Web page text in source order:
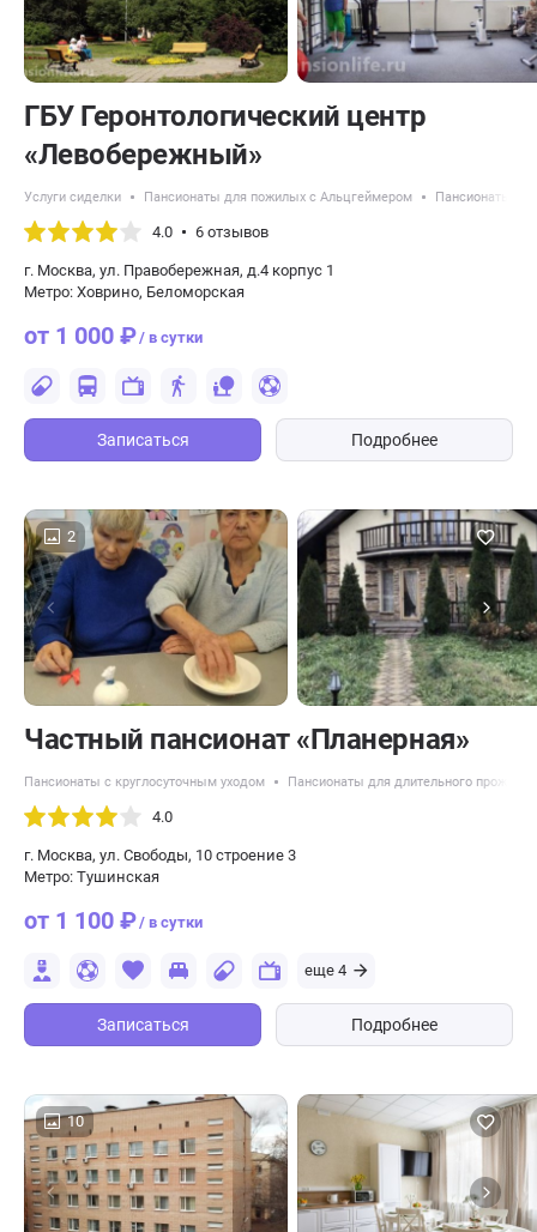
ГБУ Геронтологический центр
«Левобережный»
Услуги сиделки Пансионаты для пожилых с Альцгеймером Пансионаты
4.0 6 отзывов
г. Москва, ул. Правобережная, д.4 корпус 1
Метро: Ховрино, Беломорская
от 1 000 ₽/ в сутки
Записаться Подробнее
2
Частный пансионат «Планерная»
Пансионаты с круглосуточным уходом Пансионаты для длительного
4.0
г. Москва, ул. Свободы, 10 строение 3
Метро: Тушинская
от 1 100 ₽/ в сутки
еще 4
Записаться Подробнее
10